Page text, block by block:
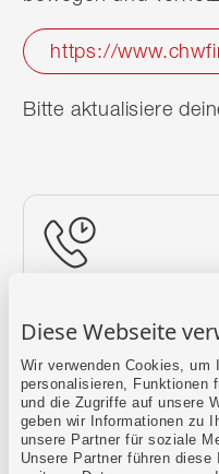
Diese Webseite
Wir verwenden Cookies, um
personalisieren, Funktionen
und die Zugriffe auf unsere
geben wir Informationen zu
unsere Partner für soziale
Unsere Partner führen
https://
Bitte aktualisiere
Mehr erfahren